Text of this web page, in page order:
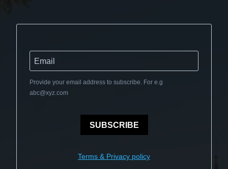
Provide your email address to subscribe. For e.g
abc@xyz.com
SUBSCRIBE
Terms & Privacy policy